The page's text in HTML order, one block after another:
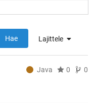
Lajittele
Hae
Java 0 0